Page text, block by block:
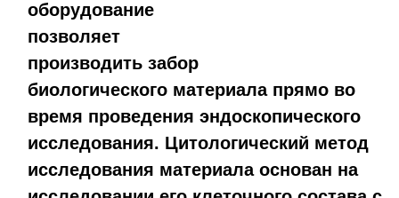
оборудование
позволяет
производить забор
биологического материала прямо во
время проведения эндоскопического
исследования. Цитологический метод
исследования материала основан на